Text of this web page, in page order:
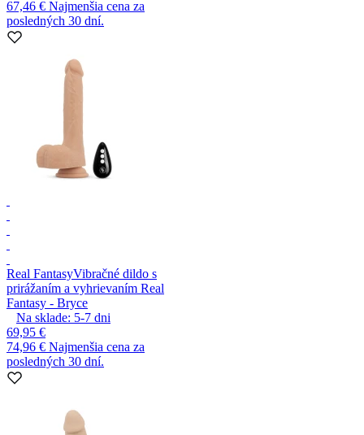
67,46 € Najmenšia cena za
posledných 30 dní.
Real FantasyVibračné dildo s
prirážaním a vyhrievaním Real
Fantasy - Bryce
Na sklade: 5-7 dni
69,95 €
74,96 € Najmenšia cena za
posledných 30 dní.